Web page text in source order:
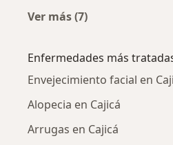
Ver más (7)
Enfermedades más
Envejecimiento facial en
Alopecia en Cajicá
Arrugas en Cajicá